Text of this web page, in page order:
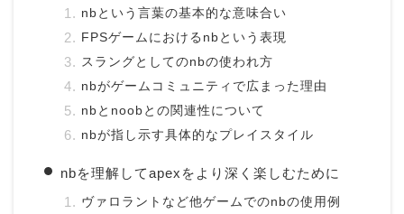
nbという言葉の基本的な意味合い
FPSゲームにおけるnbという表現
スラングとしてのnbの使われ方
nbがゲームコミュニティで広まった理由
nbとnoobとの関連性について
nbが指し示す具体的なプレイスタイル
nbを理解してapexをより深く楽しむために
ヴァロラントなど他ゲームでのnbの使用例